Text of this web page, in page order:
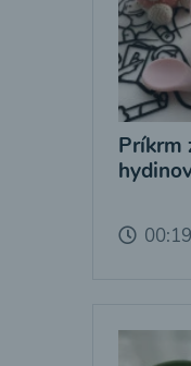
Príkrm
00:19